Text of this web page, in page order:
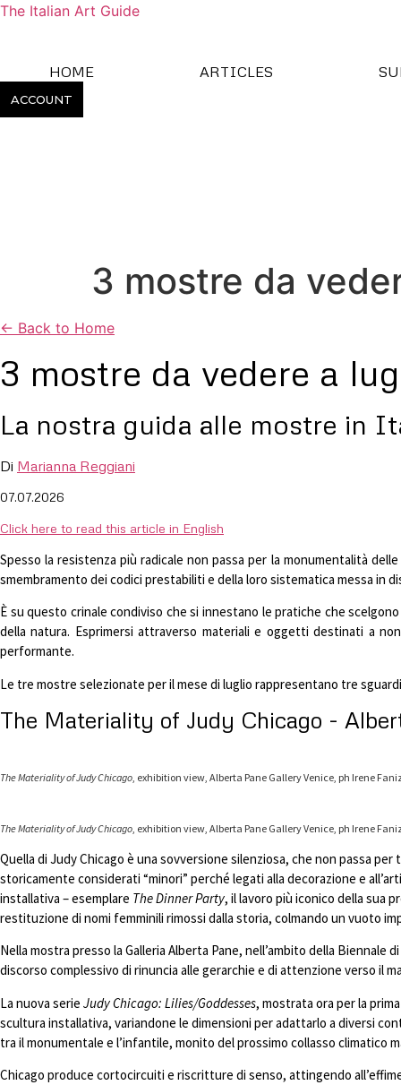
The Italian Art Guide
HOME ARTICLES
ACCOUNT
3 mostre da
← Back to Home
3 mostre da vedere a
La nostra guida alle mostre in
Di Marianna Reggiani
07.07.2026
Click here to read this article in English
Spesso la resistenza più radicale non passa per la monumentalità
smembramento dei codici prestabiliti e della loro sistematica messa in
È su questo crinale condiviso che si innestano le pratiche che
della natura. Esprimersi attraverso materiali e oggetti destinati a
performante.
Le tre mostre selezionate per il mese di luglio rappresentano tre
The Materiality of Judy Chicago -
The Materiality of Judy Chicago, exhibition view, Alberta Pane Gallery Venice, ph Irene
The Materiality of Judy Chicago , exhibition view, Alberta Pane Gallery Venice, ph Irene
Quella di Judy Chicago è una sovversione silenziosa, che non passa
storicamente considerati “minori” perché legati alla decorazione e
installativa – esemplare The Dinner Party, il lavoro più iconico della sua
restituzione di nomi femminili rimossi dalla storia, colmando un vuoto
Nella mostra presso la Galleria Alberta Pane, nell’ambito della
discorso complessivo di rinuncia alle gerarchie e di attenzione verso il
La nuova serie Judy Chicago: Lilies/Goddesses, mostrata ora per la
scultura installativa, variandone le dimensioni per adattarlo a diversi
tra il monumentale e l’infantile, monito del prossimo collasso
Chicago produce cortocircuiti e riscritture di senso, attingendo